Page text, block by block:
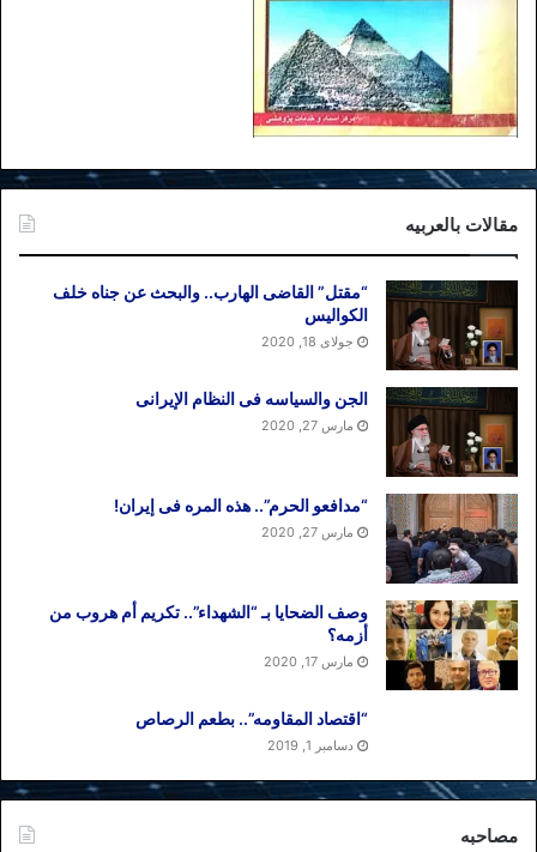
مقالات بالعربیه
“مقتل” القاضی الهارب.. والبحث عن جناه خلف
الکوالیس
جولای 18, 2020
الجن والسیاسه فی النظام اﻹیرانی
مارس 27, 2020
“مدافعو الحرم”.. هذه المره فی إیران!
مارس 27, 2020
وصف الضحایا بـ “الشهداء”.. تکریم أم هروب من
أزمه؟
مارس 17, 2020
“اقتصاد المقاومه”.. بطعم الرصاص
دسامبر 1, 2019
مصاحبه